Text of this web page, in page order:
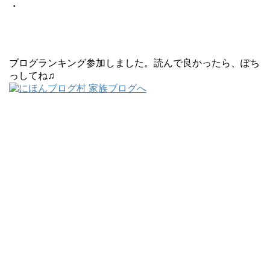
・
ブログランキング参加しました。読んで良かったら、ぽち
っしてね♫